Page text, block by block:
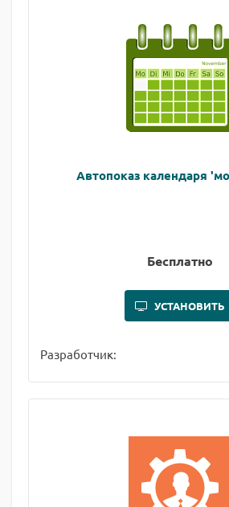
Автопоказ календаря
Бесплатно
УСТАНОВИТЬ
Разработчик: